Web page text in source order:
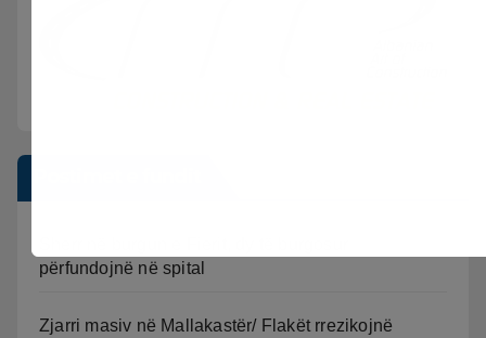
përfundojnë në spital
Zjarri masiv në Mallakastër/ Flakët rrezikojnë